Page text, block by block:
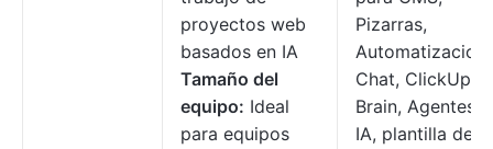
proyectos web
basados en IA
Tamaño del
equipo: Ideal
para equipos
Pizarras,
Chat, ClickUp
Brain, Agentes
IA, plantilla de